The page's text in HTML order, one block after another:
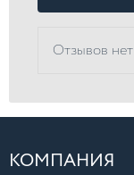
Отзывов нет
КОМПАНИЯ